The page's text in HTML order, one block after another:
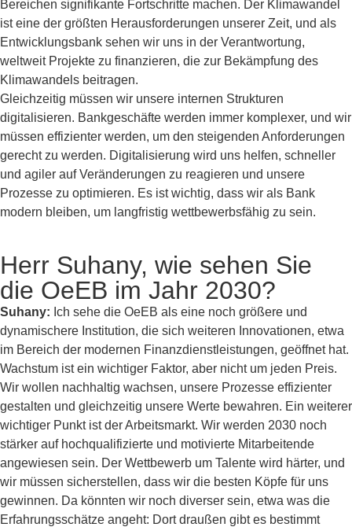
Bereichen signifikante Fortschritte machen. Der Klimawandel
ist eine der größten Herausforderungen unserer Zeit, und als
Entwicklungsbank sehen wir uns in der Verantwortung,
weltweit Projekte zu finanzieren, die zur Bekämpfung des
Klimawandels beitragen.
Gleichzeitig müssen wir unsere internen Strukturen
digitalisieren. Bankgeschäfte werden immer komplexer, und wir
müssen effizienter werden, um den steigenden Anforderungen
gerecht zu werden. Digitalisierung wird uns helfen, schneller
und agiler auf Veränderungen zu reagieren und unsere
Prozesse zu optimieren. Es ist wichtig, dass wir als Bank
modern bleiben, um langfristig wettbewerbsfähig zu sein.
Herr Suhany, wie sehen Sie
die OeEB im Jahr 2030?
Suhany: Ich sehe die OeEB als eine noch größere und
dynamischere Institution, die sich weiteren Innovationen, etwa
im Bereich der modernen Finanzdienstleistungen, geöffnet hat.
Wachstum ist ein wichtiger Faktor, aber nicht um jeden Preis.
Wir wollen nachhaltig wachsen, unsere Prozesse effizienter
gestalten und gleichzeitig unsere Werte bewahren. Ein weiterer
wichtiger Punkt ist der Arbeitsmarkt. Wir werden 2030 noch
stärker auf hochqualifizierte und motivierte Mitarbeitende
angewiesen sein. Der Wettbewerb um Talente wird härter, und
wir müssen sicherstellen, dass wir die besten Köpfe für uns
gewinnen. Da könnten wir noch diverser sein, etwa was die
Erfahrungsschätze angeht: Dort draußen gibt es bestimmt